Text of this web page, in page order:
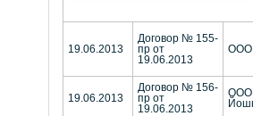
19.06.2013
Договор № 155-
пр от
19.06.2013
ООО
19.06.2013
Договор № 156-
пр от
19.06.2013
ООО